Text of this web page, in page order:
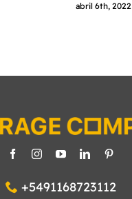
abril 6th, 2022
+5491168723112